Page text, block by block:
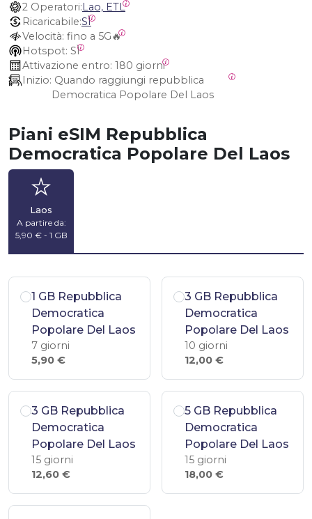
2 Operatori:Lao, ETL
Ricaricabile:SÌ
Velocità: fino a 5G🔥
Hotspot: SÌ
Attivazione entro: 180 giorni
Inizio:
Democratica Popolare Del Laos
Piani eSIM Repubblica
Democratica Popolare Del Laos
Laos
A partire da:
5,90 € - 1 GB
1 GB Repubblica
Democratica
Popolare Del Laos
7 giorni
5,90 €
3 GB Repubblica
Democratica
Popolare Del Laos
10 giorni
12,00 €
3 GB Repubblica
Democratica
Popolare Del Laos
15 giorni
12,60 €
5 GB Repubblica
Democratica
Popolare Del Laos
15 giorni
18,00 €